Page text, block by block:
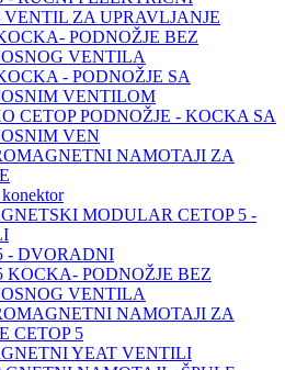
VENTIL ZA UPRAVLJANJE
PODNOŽJE BEZ
VENTILA
- PODNOŽJE SA
VENTILOM
CETOP PODNOŽJE - KOCKA SA
VEN
NAMOTAJI ZA
MODULAR CETOP 5 -
- DVORADNI
KOCKA- PODNOŽJE BEZ
VENTILA
NAMOTAJI ZA
CETOP 5
YEAT VENTILI